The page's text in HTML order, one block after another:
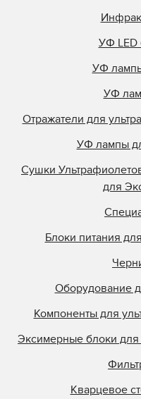
УФ LED
УФ
УФ
Отражатели для
УФ лампы
Сушки
для
Блоки питания
Оборудование
Компоненты для
Эксимерные блоки
Кварцевое